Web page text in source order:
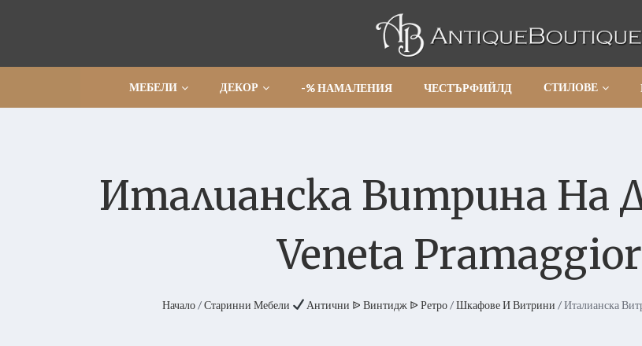
МЕБЕЛИ ДЕКОР -% НАМАЛЕНИЯ ЧЕСТЪРФИЙЛД СТИЛОВЕ
Италианска Витрина На
Veneta
Начало/Старинни Мебели Антични ᐉ Винтидж ᐉ Ретро/Шкафове И Витрини / Италианска